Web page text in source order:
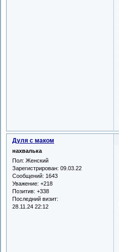
Дуля с маком
нахвалька
Пол: Женский
Зарегистрирован: 09.03.22
Сообщений: 1643
Уважение: +218
Позитив: +338
Последний визит:
28.11.24 22:12